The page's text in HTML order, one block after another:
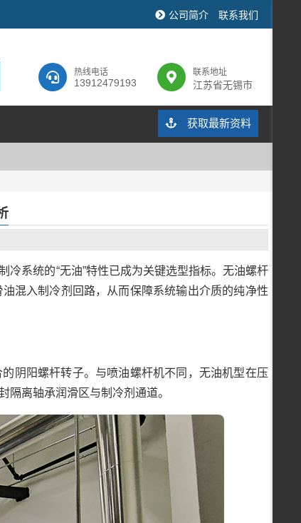
公司简介 联系我们
热线电话
13912479193
联系地址
江苏省无锡市
获取最新资料
系统的“无油”特性已成为关键选型指标。无油螺杆
混入制冷剂回路，从而保障系统输出介质的纯净性
阴阳螺杆转子。与喷油螺杆机不同，无油机型在压
离轴承润滑区与制冷剂通道。